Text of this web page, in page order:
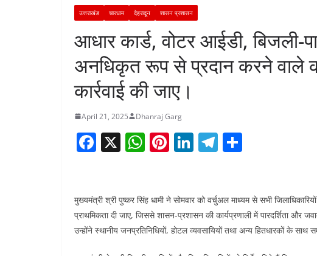
उत्तराखंड चारधाम देहरादून शासन प्रशासन
आधार कार्ड, वोटर आईडी, बिजली-
अनधिकृत रूप से प्रदान करने वाले
कार्रवाई की जाए।
April 21, 2025 Dhanraj Garg
F
e
b
o
X W
s
A
p
Pi
e
st
Li
e
dI
n
T
gr
a
m
e
मुख्यमंत्री श्री पुष्कर सिंह धामी ने सोमवार को वर्चुअल माध्यम से सभी
प्राथमिकता दी जाए, जिससे शासन-प्रशासन की कार्यप्रणाली में पारदर्शिता और
उन्होंने स्थानीय जनप्रतिनिधियों, होटल व्यवसायियों तथा अन्य हितधारकों के